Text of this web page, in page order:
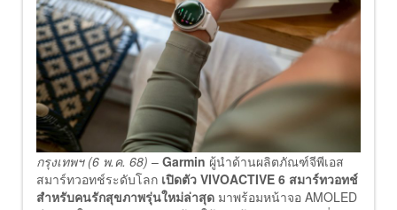
กรุงเทพฯ (6 พ.ค. 68) – Garmin ผู้นำด้านผลิตภัณฑ์จีพีเอส
สมาร์ทวอทช์ระดับโลก เปิดตัว VIVOACTIVE 6 สมาร์ทวอทช์
สำหรับคนรักสุขภาพรุ่นใหม่ล่าสุด มาพร้อมหน้าจอ AMOLED